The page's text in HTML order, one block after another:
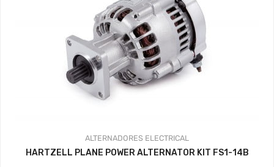
ALTERNADORES ELECTRICAL
HARTZELL PLANE POWER ALTERNATOR KIT FS1-14B